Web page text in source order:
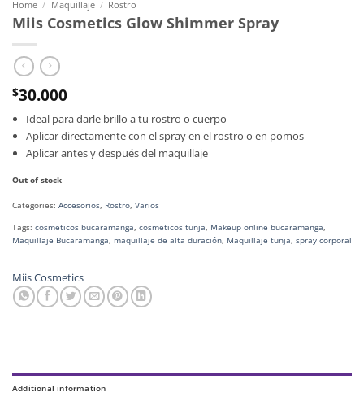
Home / Maquillaje / Rostro
Miis Cosmetics Glow Shimmer Spray
$30.000
Ideal para darle brillo a tu rostro o cuerpo
Aplicar directamente con el spray en el rostro o en pomos
Aplicar antes y después del maquillaje
Out of stock
Categories: Accesorios, Rostro, Varios
Tags: cosmeticos bucaramanga, cosmeticos tunja, Makeup online bucaramanga,
Maquillaje Bucaramanga, maquillaje de alta duración, Maquillaje tunja, spray corporal
Miis Cosmetics
Additional information